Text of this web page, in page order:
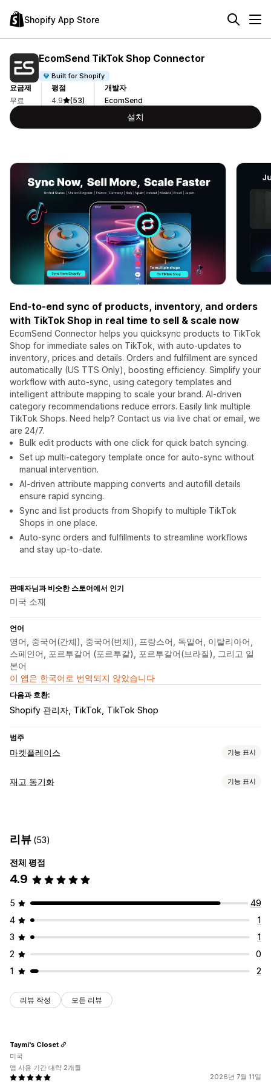
Shopify App Store
EcomSend TikTok Shop Connector
Built for Shopify
요금제
무료
평점
4.9
(53)
개발자
EcomSend
설치
End-to-end sync of products, inventory, and orders
with TikTok Shop in real time to sell & scale now
EcomSend Connector helps you quicksync products to TikTok
Shop for immediate sales on TikTok, with auto-updates to
inventory, prices and details. Orders and fulfillment are synced
automatically (US TTS Only), boosting efficiency. Simplify your
workflow with auto-sync, using category templates and
intelligent attribute mapping to scale your brand. AI-driven
category recommendations reduce errors. Easily link multiple
TikTok Shops. Need help? Contact us via live chat or email, we
are 24/7.
Bulk edit products with one click for quick batch syncing.
Set up multi-category template once for auto-sync without
manual intervention.
AI-driven attribute mapping converts and autofill details
ensure rapid syncing.
Sync and list products from Shopify to multiple TikTok
Shops in one place.
Auto-sync orders and fulfillments to streamline workflows
and stay up-to-date.
판매자님과 비슷한 스토어에서 인기
미국 소재
언어
영어, 중국어(간체), 중국어(번체), 프랑스어, 독일어, 이탈리아어,
스페인어, 포르투갈어 (포르투갈), 포르투갈어(브라질), 그리고 일
본어
이 앱은 한국어로 번역되지 않았습니다
다음과 호환:
Shopify 관리자 TikTok TikTok Shop
범주
마켓플레이스 기능 표시
목록 관리
주문 관리
추적 동기화
재고 동기화 기능 표시
수동
대량
알림 및 보고서
자동화된 알림 이메일 알림
리뷰 (53)
전체 평점
4.9
5
49
4
1
3
1
2
0
1
2
리뷰 작성 모든 리뷰
2026년 7월 11일
Taymi's Closet
미국
앱 사용 기간 대략 2개월